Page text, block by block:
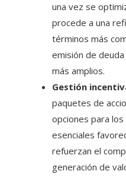
una vez se
procede a una
términos más
emisión de
más amplios.
Gestión
paquetes de
opciones para
esenciales
refuerzan el
generación de